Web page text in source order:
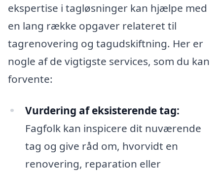
ekspertise i tagløsninger kan hjælpe med
en lang række opgaver relateret til
tagrenovering og tagudskiftning. Her er
nogle af de vigtigste services, som du kan
forvente:
Vurdering af eksisterende tag:
Fagfolk kan inspicere dit nuværende
tag og give råd om, hvorvidt en
renovering, reparation eller